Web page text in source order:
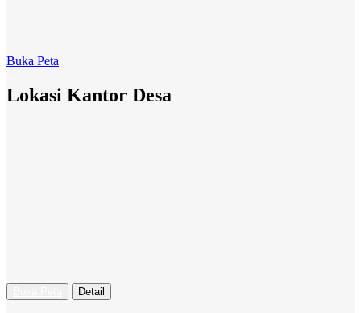
Buka Peta
Lokasi Kantor Desa
Detail